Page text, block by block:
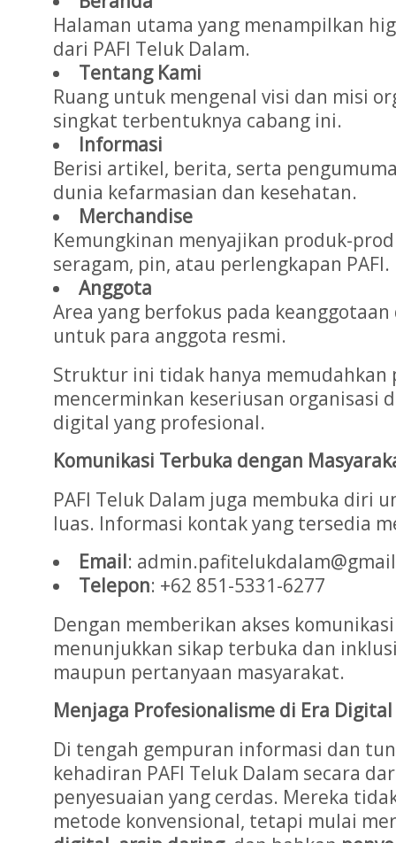
Halaman utama yang menampilkan
dari PAFI Teluk Dalam.
Tentang Kami
Ruang untuk mengenal visi dan misi
singkat terbentuknya cabang ini.
Informasi
Berisi artikel, berita, serta
dunia kefarmasian dan kesehatan.
Merchandise
Kemungkinan menyajikan produk-
seragam, pin, atau perlengkapan PAFI.
Anggota
Area yang berfokus pada
untuk para anggota resmi.
Struktur ini tidak hanya memudahkan
mencerminkan keseriusan organisasi
digital yang profesional.
Komunikasi Terbuka dengan
PAFI Teluk Dalam juga membuka diri
luas. Informasi kontak yang tersedia
Email:
Telepon: +62 851-5331-6277
Dengan memberikan akses
menunjukkan sikap terbuka dan
maupun pertanyaan masyarakat.
Menjaga Profesionalisme di Era Digital
Di tengah gempuran informasi dan
kehadiran PAFI Teluk Dalam secara
penyesuaian yang cerdas. Mereka
metode konvensional, tetapi mulai